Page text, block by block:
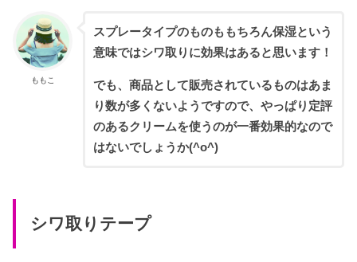
ももこ
スプレータイプのものももちろん保湿という
意味ではシワ取りに効果はあると思います！
でも、商品として販売されているものはあま
り数が多くないようですので、やっぱり定評
のあるクリームを使うのが一番効果的なので
はないでしょうか(^o^)
シワ取りテープ